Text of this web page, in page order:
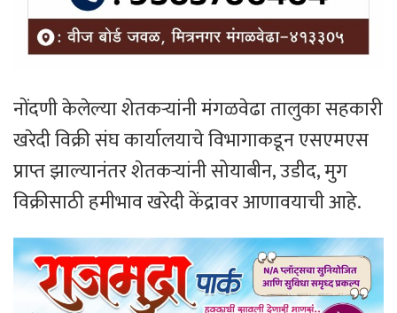
नोंदणी केलेल्या शेतकऱ्यांनी मंगळवेढा तालुका सहकारी
खरेदी विक्री संघ कार्यालयाचे विभागाकडून एसएमएस
प्राप्त झाल्यानंतर शेतकऱ्यांनी सोयाबीन, उडीद, मुग
विक्रीसाठी हमीभाव खरेदी केंद्रावर आणावयाची आहे.